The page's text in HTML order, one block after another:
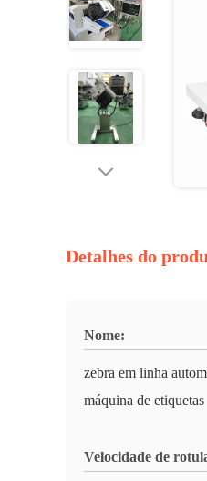
Detalhes do
Nome:
zebra em linha
máquina de etiquetas
Velocidade de